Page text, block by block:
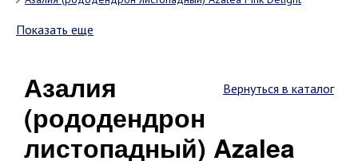
Показать еще
Вернуться в каталог
Азалия
(рододендрон
листопадный) Azalea